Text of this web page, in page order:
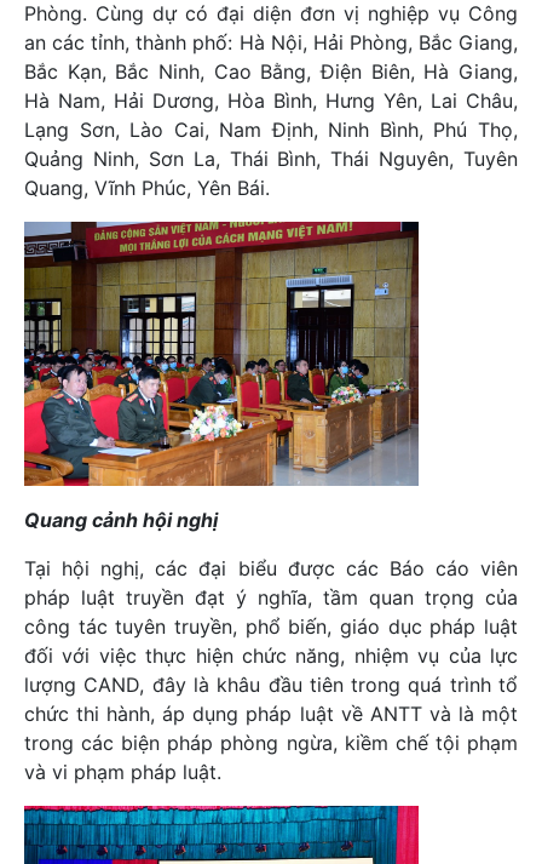
Phòng. Cùng dự có đại diện đơn vị nghiệp vụ Công
an các tỉnh, thành phố: Hà Nội, Hải Phòng, Bắc Giang,
Bắc Kạn, Bắc Ninh, Cao Bằng, Điện Biên, Hà Giang,
Hà Nam, Hải Dương, Hòa Bình, Hưng Yên, Lai Châu,
Lạng Sơn, Lào Cai, Nam Định, Ninh Bình, Phú Thọ,
Quảng Ninh, Sơn La, Thái Bình, Thái Nguyên, Tuyên
Quang, Vĩnh Phúc, Yên Bái.
Quang cảnh hội nghị
Tại hội nghị, các đại biểu được các Báo cáo viên
pháp luật truyền đạt ý nghĩa, tầm quan trọng của
công tác tuyên truyền, phổ biến, giáo dục pháp luật
đối với việc thực hiện chức năng, nhiệm vụ của lực
lượng CAND, đây là khâu đầu tiên trong quá trình tổ
chức thi hành, áp dụng pháp luật về ANTT và là một
trong các biện pháp phòng ngừa, kiềm chế tội phạm
và vi phạm pháp luật.